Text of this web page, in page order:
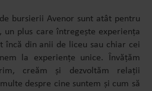
bursierii Avenor sunt atât pentru
plus care întregește experiența
încă din anii de liceu sau chiar cei
la experiențe unice. Învățăm
creăm și dezvoltăm relații
despre cine suntem și cum să